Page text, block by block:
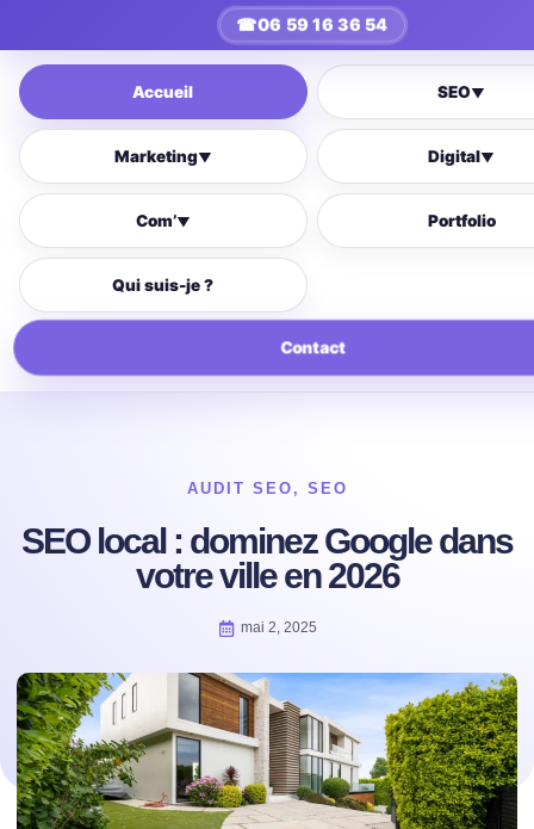
☎06 59 16 36 54
Accueil SEO▼
Marketing▼ Digital▼
Com’▼ Portfolio
Qui suis-je ?
Contact
AUDIT SEO , SEO
SEO local : dominez Google dans
votre ville en 2026
mai 2, 2025